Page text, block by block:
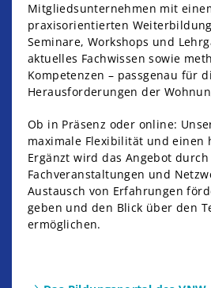
Mitgliedsunternehmen mit
praxisorientierten
Seminare, Workshops und
aktuelles Fachwissen sowie
Kompetenzen – passgenau für
Herausforderungen der
Ob in Präsenz oder online:
maximale Flexibilität und einen
Ergänzt wird das Angebot durch
Fachveranstaltungen und
Austausch von Erfahrungen
geben und den Blick über den
ermöglichen.